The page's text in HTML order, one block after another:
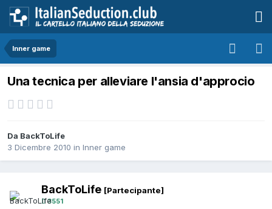
Inner game
Una tecnica per alleviare l'ansia d'approcio
Da BackToLife
3 Dicembre 2010 in Inner game
BackToLife [Partecipante]
3551